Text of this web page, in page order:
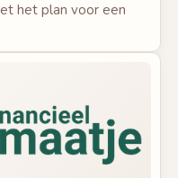
het plan voor een